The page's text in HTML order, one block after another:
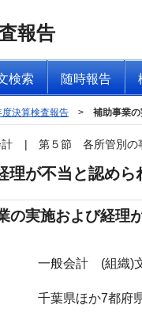
報告
検索 随時報告
度決算検査報告 > 補助事業
| 第５節 各所管別の
理が不当と認めら
の実施および経理
一般会計 (組織)
千葉県ほか7都府